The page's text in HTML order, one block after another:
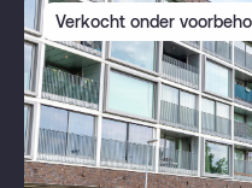
Verkocht onder